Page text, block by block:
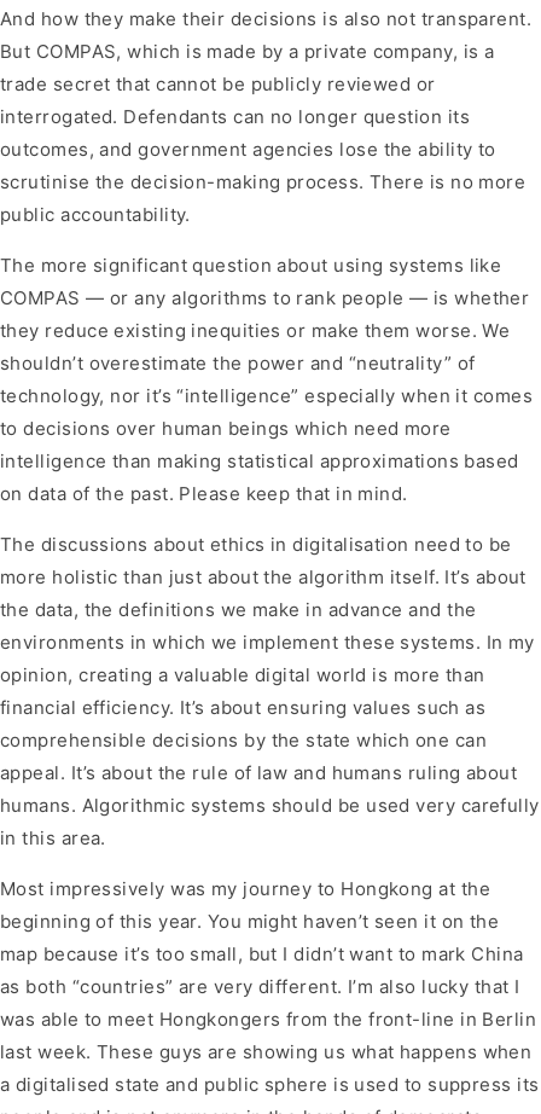
And how they make their decisions is also not transparent.
But COMPAS, which is made by a private company, is a
trade secret that cannot be publicly reviewed or
interrogated. Defendants can no longer question its
outcomes, and government agencies lose the ability to
scrutinise the decision-making process. There is no more
public accountability.
The more significant question about using systems like
COMPAS — or any algorithms to rank people — is whether
they reduce existing inequities or make them worse. We
shouldn’t overestimate the power and “neutrality” of
technology, nor it’s “intelligence” especially when it comes
to decisions over human beings which need more
intelligence than making statistical approximations based
on data of the past. Please keep that in mind.
The discussions about ethics in digitalisation need to be
more holistic than just about the algorithm itself. It’s about
the data, the definitions we make in advance and the
environments in which we implement these systems. In my
opinion, creating a valuable digital world is more than
financial efficiency. It’s about ensuring values such as
comprehensible decisions by the state which one can
appeal. It’s about the rule of law and humans ruling about
humans. Algorithmic systems should be used very carefully
in this area.
Most impressively was my journey to Hongkong at the
beginning of this year. You might haven’t seen it on the
map because it’s too small, but I didn’t want to mark China
as both “countries” are very different. I’m also lucky that I
was able to meet Hongkongers from the front-line in Berlin
last week. These guys are showing us what happens when
a digitalised state and public sphere is used to suppress its